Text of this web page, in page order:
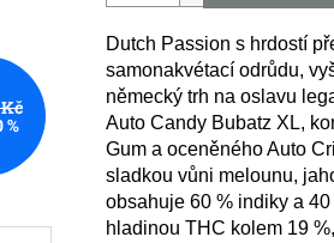
%
Dutch Passion s hrdostí
samonakvétací odrůdu,
německý trh na oslavu
Auto Candy Bubatz XL,
Gum a oceněného Auto
sladkou vůni melounu,
obsahuje 60 % indiky a
hladinou THC kolem 19